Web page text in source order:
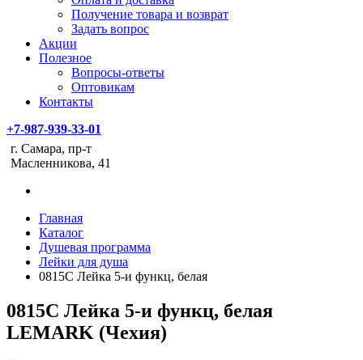
Получение товара и возврат
Задать вопрос
Акции
Полезное
Вопросы-ответы
Оптовикам
Контакты
+7-987-939-33-01
г. Самара, пр-т
Масленникова, 41
Главная
Каталог
Душевая программа
Лейки для душа
0815С Лейка 5-и функц, белая
0815С Лейка 5-и функц, белая
LEMARK (Чехия)